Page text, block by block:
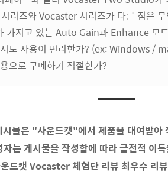
리즈와 Vocaster 시리즈가 다른 점은 무
지고 있는 Auto Gain과 Enhance 모
도 사용이 편리한가? (ex: Windows /
으로 구메하기 적절한가?
시물은 "사운드캣"에서 제품을 대여받아
자는 게시물을 작성함에 따라 금전적 이
드캣 Vocaster 체험단 리뷰 최우수 리